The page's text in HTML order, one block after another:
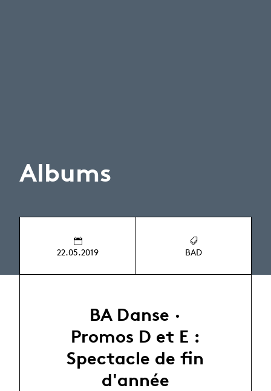
Albums
22.05.2019 BAD
BA Danse ·
Promos D et E :
Spectacle de fin
d'année